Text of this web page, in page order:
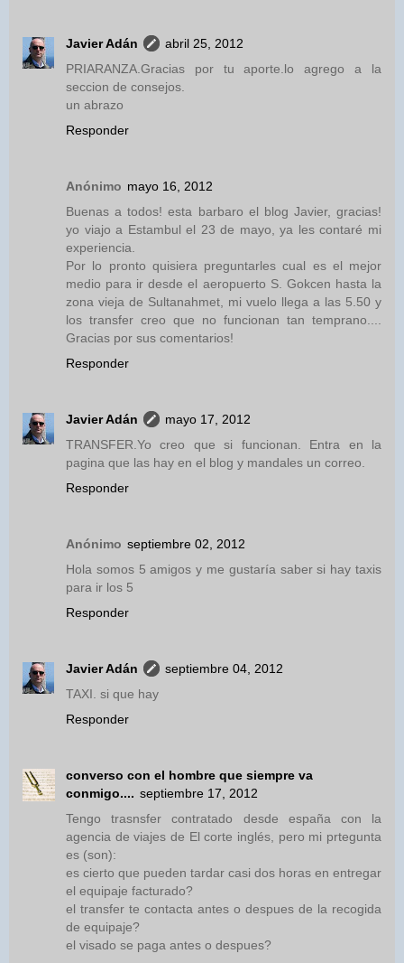
Javier Adán
abril 25, 2012
PRIARANZA.Gracias por tu aporte.lo agrego a la
seccion de consejos.
un abrazo
Responder
Anónimo mayo 16, 2012
Buenas a todos! esta barbaro el blog Javier, gracias!
yo viajo a Estambul el 23 de mayo, ya les contaré mi
experiencia.
Por lo pronto quisiera preguntarles cual es el mejor
medio para ir desde el aeropuerto S. Gokcen hasta la
zona vieja de Sultanahmet, mi vuelo llega a las 5.50 y
los transfer creo que no funcionan tan temprano....
Gracias por sus comentarios!
Responder
Javier Adán
mayo 17, 2012
TRANSFER.Yo creo que si funcionan. Entra en la
pagina que las hay en el blog y mandales un correo.
Responder
Anónimo septiembre 02, 2012
Hola somos 5 amigos y me gustaría saber si hay taxis
para ir los 5
Responder
Javier Adán
septiembre 04, 2012
TAXI. si que hay
Responder
converso con el hombre que siempre va
conmigo.... septiembre 17, 2012
Tengo trasnsfer contratado desde españa con la
agencia de viajes de El corte inglés, pero mi prtegunta
es (son):
es cierto que pueden tardar casi dos horas en entregar
el equipaje facturado?
el transfer te contacta antes o despues de la recogida
de equipaje?
el visado se paga antes o despues?